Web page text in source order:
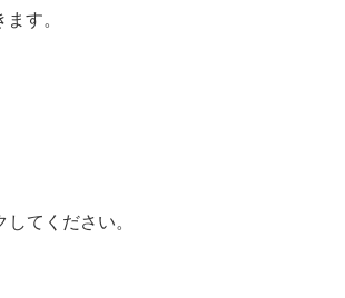
す。
てください。